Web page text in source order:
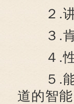
２.讲
３.肯
４.性
５.能
道的智能